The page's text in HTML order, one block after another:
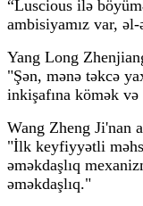
“Luscious ilə
ambisiyamız var,
Yang Long
"Şən, mənə təkcə
inkişafına kömək və
Wang Zheng Ji'nan
"İlk keyfiyyətli
əməkdaşlıq
əməkdaşlıq."